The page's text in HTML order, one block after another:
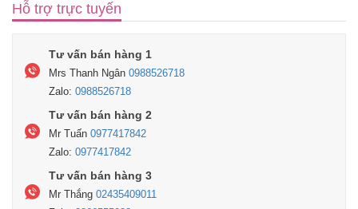
Hỗ trợ trực tuyến
Tư vấn bán hàng 1
Mrs Thanh Ngân 0988526718
Zalo: 0988526718
Tư vấn bán hàng 2
Mr Tuấn 0977417842
Zalo: 0977417842
Tư vấn bán hàng 3
Mr Thắng 02435409011